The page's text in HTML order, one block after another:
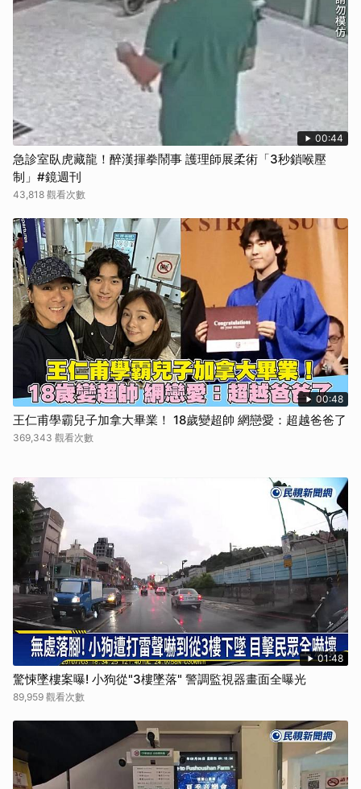
00:44
急診室臥虎藏龍！醉漢揮拳鬧事 護理師展柔術「3秒鎖喉壓
制」#鏡週刊
43,818 觀看次數
00:48
王仁甫學霸兒子加拿大畢業！ 18歲變超帥 網戀愛：超越爸爸了
369,343 觀看次數
01:48
驚悚墜樓案曝! 小狗從"3樓墜落" 警調監視器畫面全曝光
89,959 觀看次數